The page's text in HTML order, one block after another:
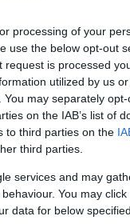
processing of your
use the below opt-out
is processed
utilized by us
may separately
on the IAB’s list of
to third parties on the
third parties.
services and may
You may
data for below
Περούτζια,